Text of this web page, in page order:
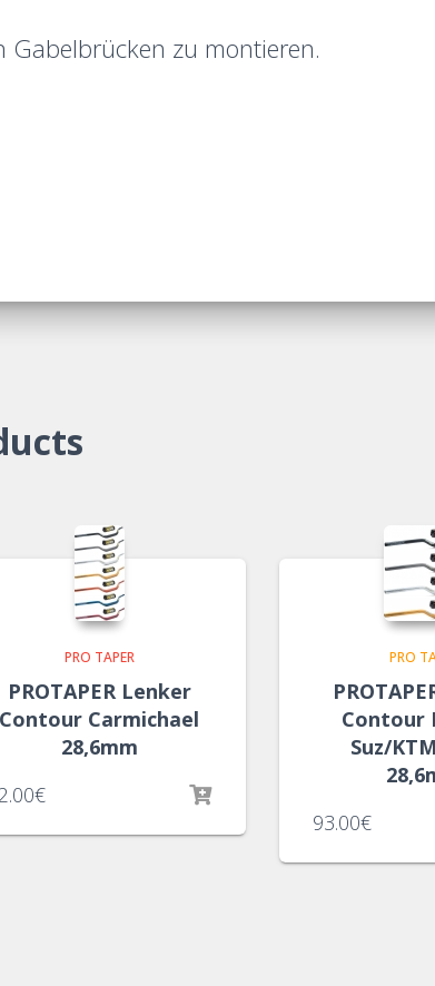
zu montieren.
PRO TAPER
PROTAPER Lenker
Contour Carmichael
28,6mm
€
PRO
Contour
Suz/
93.00€